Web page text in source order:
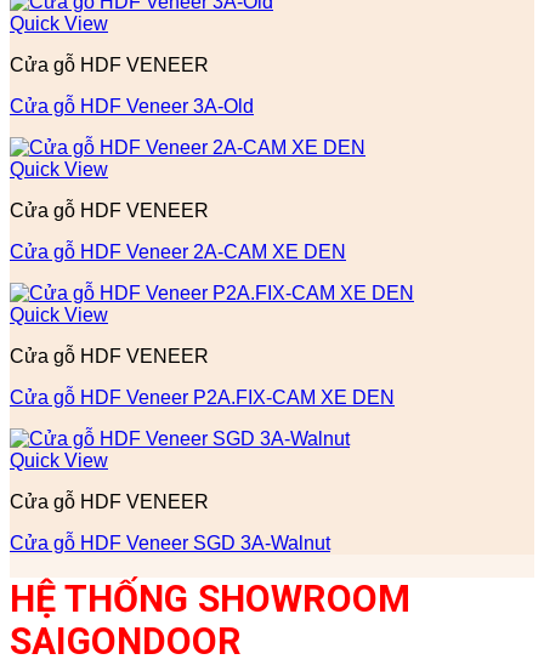
Quick View
Cửa gỗ HDF VENEER
Cửa gỗ HDF Veneer 3A-Old
Quick View
Cửa gỗ HDF VENEER
Cửa gỗ HDF Veneer 2A-CAM XE DEN
Quick View
Cửa gỗ HDF VENEER
Cửa gỗ HDF Veneer P2A.FIX-CAM XE DEN
Quick View
Cửa gỗ HDF VENEER
Cửa gỗ HDF Veneer SGD 3A-Walnut
HỆ THỐNG SHOWROOM
SAIGONDOOR